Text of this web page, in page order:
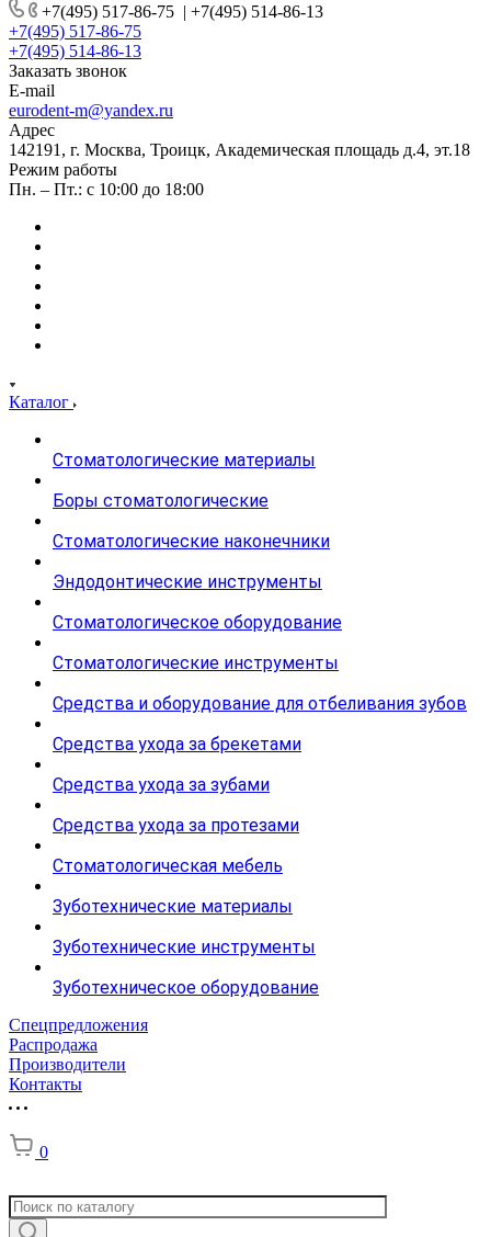
+7(495) 517-86-75 | +7(495) 514-86-13
+7(495) 517-86-75
+7(495) 514-86-13
Заказать звонок
E-mail
eurodent-m@yandex.ru
Адрес
142191, г. Москва, Троицк, Академическая площадь д.4, эт.18
Режим работы
Пн. – Пт.: с 10:00 до 18:00
Каталог
Стоматологические материалы
Боры стоматологические
Стоматологические наконечники
Эндодонтические инструменты
Стоматологическое оборудование
Стоматологические инструменты
Средства и оборудование для отбеливания зубов
Средства ухода за брекетами
Средства ухода за зубами
Средства ухода за протезами
Стоматологическая мебель
Зуботехнические материалы
Зуботехнические инструменты
Зуботехническое оборудование
Спецпредложения
Распродажа
Производители
Контакты
0